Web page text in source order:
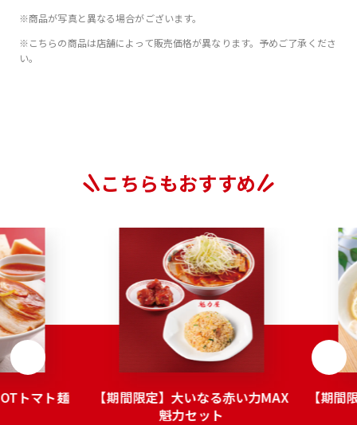
※商品が写真と異なる場合がございます。
※こちらの商品は店舗によって販売価格が異なります。予めご了承くださ
い。
こちらもおすすめ
トマト麺
【期間限定】大いなる赤い力MAX
魁力セット
【期間